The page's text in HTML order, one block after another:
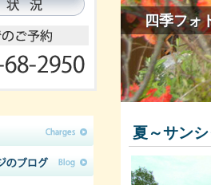
四季フォ
夏～サン